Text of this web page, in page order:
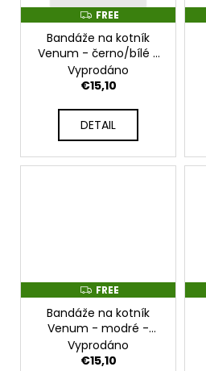
F
R
E
E
FREE
Bandáže na kotník
Venum - černo/bílé -
Venum-0173-001_NEW
Vyprodáno
€15,10
DETAIL
F
R
E
FREE
Bandáže na kotník
Venum - modré -
VENUM-0173-004_NEW
Vyprodáno
€15,10
-
BALCK/YELLOW
VENUM-